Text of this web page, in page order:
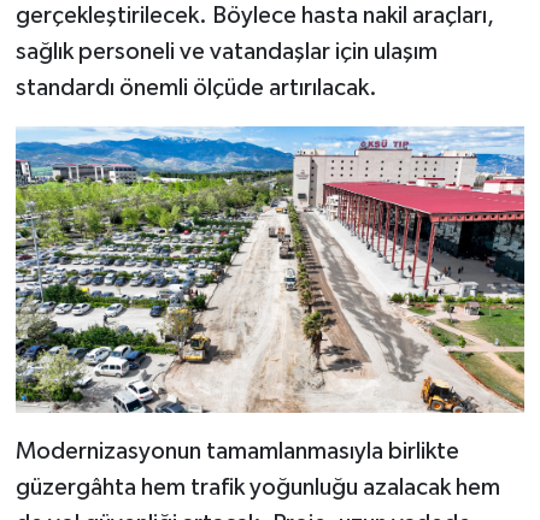
gerçekleştirilecek. Böylece hasta nakil araçları,
sağlık personeli ve vatandaşlar için ulaşım
standardı önemli ölçüde artırılacak.
Modernizasyonun tamamlanmasıyla birlikte
güzergâhta hem trafik yoğunluğu azalacak hem
HEDEF2020
MİZAH
TARİH
Genel
Politika
YEREL
BÖLGEDEN